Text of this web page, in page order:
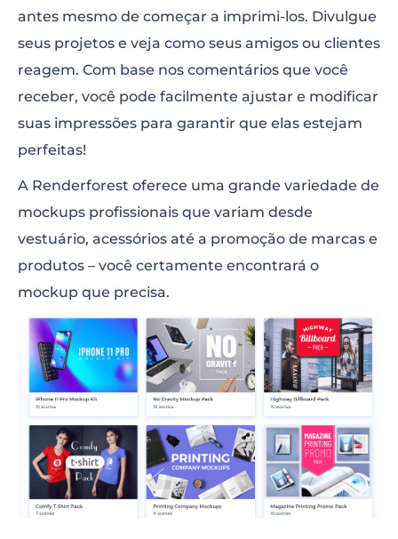
antes mesmo de começar a imprimi-los. Divulgue
seus projetos e veja como seus amigos ou clientes
reagem. Com base nos comentários que você
receber, você pode facilmente ajustar e modificar
suas impressões para garantir que elas estejam
perfeitas!
A Renderforest oferece uma grande variedade de
mockups profissionais que variam desde
vestuário, acessórios até a promoção de marcas e
produtos – você certamente encontrará o
mockup que precisa.